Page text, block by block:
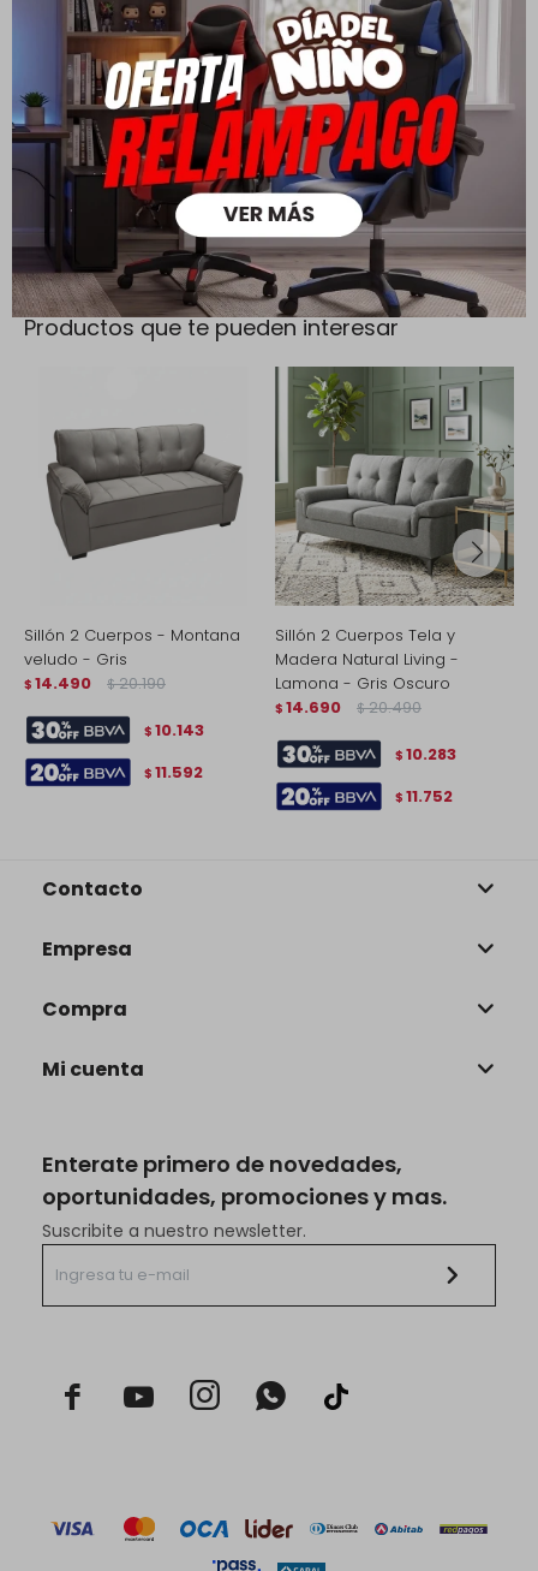
Todas las compras realizadas tienen un plazo de 5 días para
su cambio.
Ver mas
Medios de pago
Productos que te pueden interesar
Sillón 2 Cuerpos - Montana
veludo - Gris
$ 14.490 $ 20.190
$ 10.143
$ 11.592
Sillón 2 Cuerpos Tela y
Madera Natural Living -
Lamona - Gris Oscuro
$ 14.690 $ 20.490
$ 10.283
$ 11.752
Enterate primero de novedades,
oportunidades, promociones y mas.
Suscribite a nuestro newsletter.
  
Contacto
Empresa
Compra
Mi cuenta